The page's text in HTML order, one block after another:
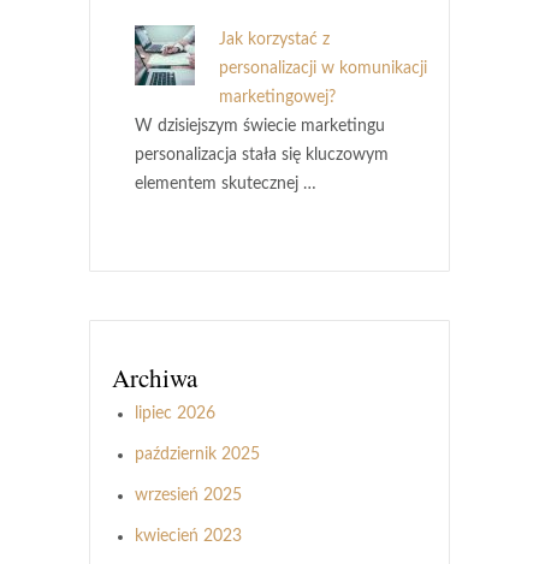
Jak korzystać z
personalizacji w komunikacji
marketingowej?
W dzisiejszym świecie marketingu
personalizacja stała się kluczowym
elementem skutecznej …
Archiwa
lipiec 2026
październik 2025
wrzesień 2025
kwiecień 2023